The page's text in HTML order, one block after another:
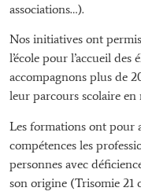
associations…).
Nos initiatives ont
l’école pour l’accueil des
accompagnons plus de
leur parcours scolaire
Les formations ont pour
compétences les
personnes avec
son origine (Trisomie 21